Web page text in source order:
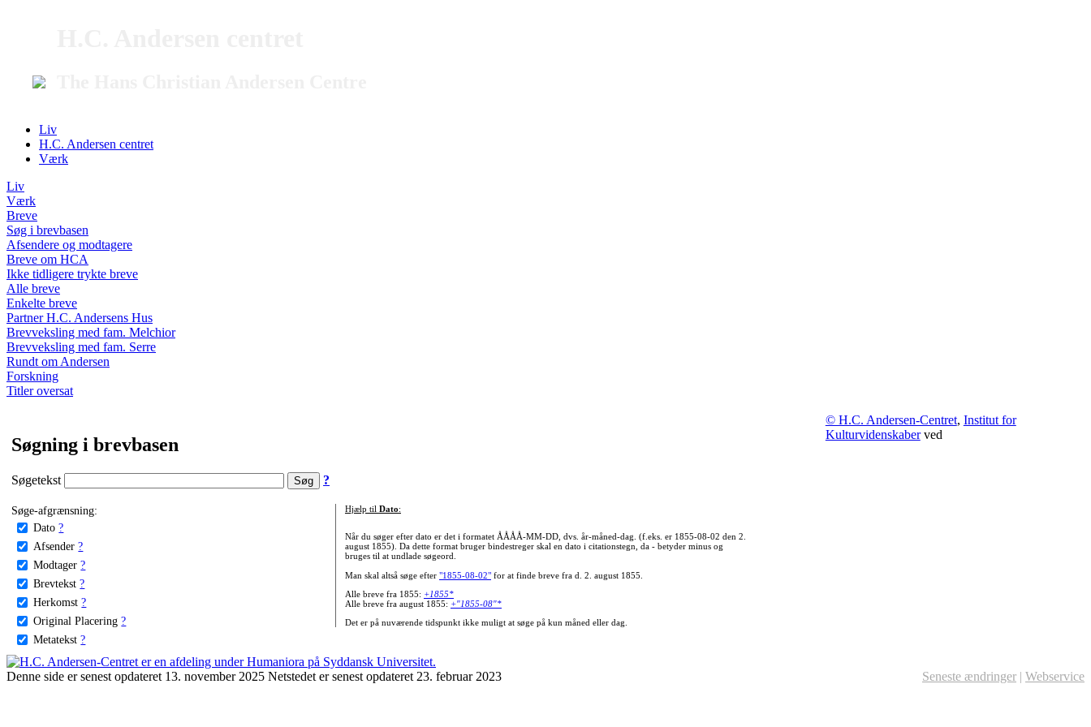
Liv
H.C. Andersen centret
Værk
Liv
Værk
Breve
Søg i brevbasen
Afsendere og modtagere
Breve om HCA
Ikke tidligere trykte breve
Alle breve
Enkelte breve
Partner H.C. Andersens Hus
Brevveksling med fam. Melchior
Brevveksling med fam. Serre
Rundt om Andersen
Forskning
Titler oversat
Søgning i brevbasen
Søgetekst ?
Søge-afgrænsning:
Dato ?
Afsender ?
Modtager ?
Brevtekst ?
Herkomst ?
Original Placering ?
Metatekst ?
Hjælp til Dato:
Når du søger efter dato er det i formatet ÅÅÅÅ-MM-DD, dvs. år-måned-dag. (f.eks. er 1855-08-02 den 2.
august 1855). Da dette format bruger bindestreger skal en dato i citationstegn, da - betyder minus og
bruges til at undlade søgeord.
Man skal altså søge efter "1855-08-02"for at finde breve fra d. 2. august 1855.
Alle breve fra 1855: +1855*
Alle breve fra august 1855: +"1855-08"*
Det er på nuværende tidspunkt ikke muligt at søge på kun måned eller dag.
© H.C. Andersen-Centret, Institut for
Kulturvidenskaberved
Denne side er senest opdateret 13. november 2025 Netstedet er senest opdateret 23. februar 2023 Seneste ændringer | Webservice